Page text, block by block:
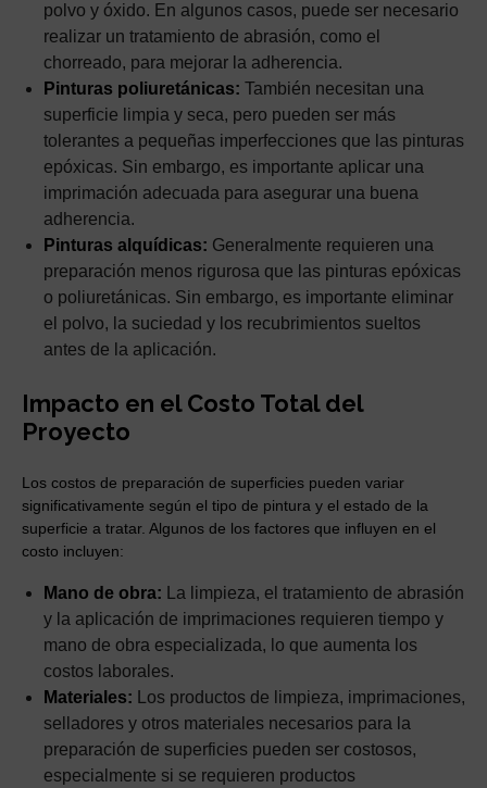
polvo y óxido. En algunos casos, puede ser necesario
realizar un tratamiento de abrasión, como el
chorreado, para mejorar la adherencia.
Pinturas poliuretánicas: También necesitan una
superficie limpia y seca, pero pueden ser más
tolerantes a pequeñas imperfecciones que las pinturas
epóxicas. Sin embargo, es importante aplicar una
imprimación adecuada para asegurar una buena
adherencia.
Pinturas alquídicas: Generalmente requieren una
preparación menos rigurosa que las pinturas epóxicas
o poliuretánicas. Sin embargo, es importante eliminar
el polvo, la suciedad y los recubrimientos sueltos
antes de la aplicación.
Impacto en el Costo Total del
Proyecto
Los costos de preparación de superficies pueden variar
significativamente según el tipo de pintura y el estado de la
superficie a tratar. Algunos de los factores que influyen en el
costo incluyen:
Mano de obra: La limpieza, el tratamiento de abrasión
y la aplicación de imprimaciones requieren tiempo y
mano de obra especializada, lo que aumenta los
costos laborales.
Materiales: Los productos de limpieza, imprimaciones,
selladores y otros materiales necesarios para la
preparación de superficies pueden ser costosos,
especialmente si se requieren productos